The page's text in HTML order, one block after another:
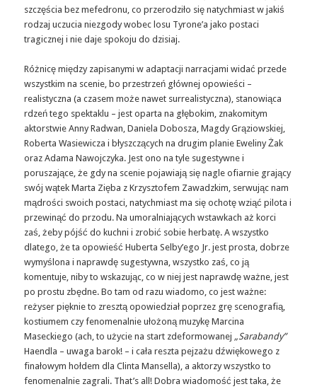
szczęścia bez mefedronu, co przerodziło się natychmiast w jakiś
rodzaj uczucia niezgody wobec losu Tyrone’a jako postaci
tragicznej i nie daje spokoju do dzisiaj.
Różnicę między zapisanymi w adaptacji narracjami widać przede
wszystkim na scenie, bo przestrzeń głównej opowieści –
realistyczna (a czasem może nawet surrealistyczna), stanowiąca
rdzeń tego spektaklu – jest oparta na głębokim, znakomitym
aktorstwie Anny Radwan, Daniela Dobosza, Magdy Grąziowskiej,
Roberta Wasiewicza i błyszczących na drugim planie Eweliny Żak
oraz Adama Nawojczyka. Jest ono na tyle sugestywne i
poruszające, że gdy na scenie pojawiają się nagle ofiarnie grający
swój wątek Marta Zięba z Krzysztofem Zawadzkim, serwując nam
mądrości swoich postaci, natychmiast ma się ochotę wziąć pilota i
przewinąć do przodu. Na umoralniających wstawkach aż korci
zaś, żeby pójść do kuchni i zrobić sobie herbatę. A wszystko
dlatego, że ta opowieść Huberta Selby’ego Jr. jest prosta, dobrze
wymyślona i naprawdę sugestywna, wszystko zaś, co ją
komentuje, niby to wskazując, co w niej jest naprawdę ważne, jest
po prostu zbędne. Bo tam od razu wiadomo, co jest ważne:
reżyser pięknie to zresztą opowiedział poprzez grę scenografią,
kostiumem czy fenomenalnie ułożoną muzykę Marcina
Maseckiego (ach, to użycie na start zdeformowanej „Sarabandy”
Haendla – uwaga barok! – i cała reszta pejzażu dźwiękowego z
finałowym hołdem dla Clinta Mansella), a aktorzy wszystko to
fenomenalnie zagrali. That’s all! Dobra wiadomość jest taka, że